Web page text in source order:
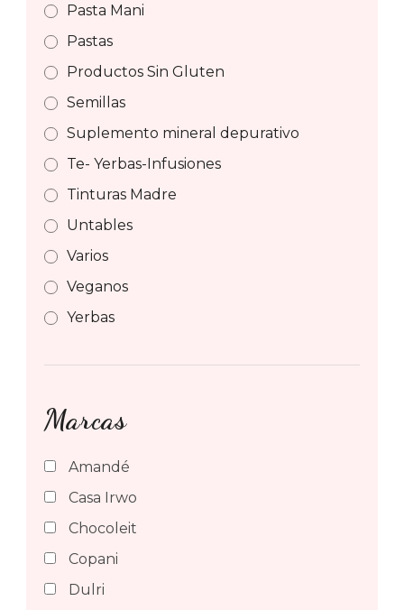
Pasta Mani
Pastas
Productos Sin Gluten
Semillas
Suplemento mineral depurativo
Te- Yerbas-Infusiones
Tinturas Madre
Untables
Varios
Veganos
Yerbas
Marcas
Amandé
Casa Irwo
Chocoleit
Copani
Dulri